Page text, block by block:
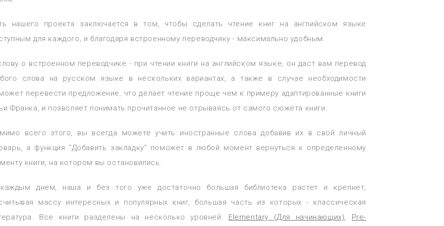
нашего проекта заключается в том, чтобы сделать чтение книг на английском языке
для каждого, и благодаря встроенному переводчику - максимально удобным.
о встроенном переводчике - при чтении книги на английском языке, он даст вам перевод
слова на русском языке в нескольких вариантах, а также в случае необходимости
перевести предложение, что делает чтение проще чем к примеру адаптированные книги
Франка, и позволяет понимать прочитанное не отрываясь от самого сюжета книги.
всего этого, вы всегда можете учить иностранные слова добавив их в свой личный
а функция "Добавить закладку" поможет в любой момент вернуться к определенному
книги, на котором вы остановились.
днем, наша и без того уже достаточно большая библиотека растет и крепнет,
массу интересных и популярных книг, большая часть из которых - классическая
Все книги разделены на несколько уровней: Elementary (Для начинающих), Pre-